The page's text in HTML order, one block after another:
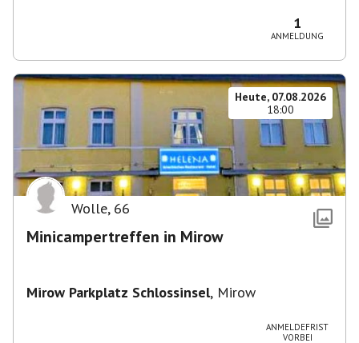
1
ANMELDUNG
Heute, 07.08.2026
18:00
Wolle, 66
Minicampertreffen in Mirow
Mirow Parkplatz Schlossinsel, Mirow
ANMELDEFRIST
VORBEI